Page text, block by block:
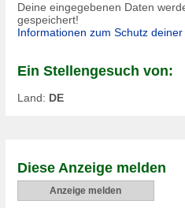
Deine eingegebenen Daten
gespeichert!
Informationen zum Schutz deiner
Ein Stellengesuch von:
Land: DE
Diese Anzeige melden
Anzeige melden